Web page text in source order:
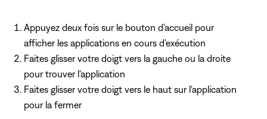
Appuyez deux fois sur le bouton d'accueil pour
afficher les applications en cours d'exécution
Faites glisser votre doigt vers la gauche ou la droite
pour trouver l'application
Faites glisser votre doigt vers le haut sur l'application
pour la fermer